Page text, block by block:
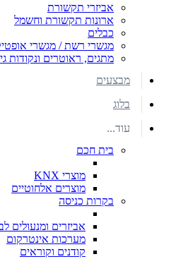
אביזרי תקשורת
ארונות תקשורת וחשמל
כבלים
מגשרי רשת / מגשרי
מתגים, ראוטרים ונקודות
מבצעים
בלוג
עוד...
בית חכם
מוצרי KNX
מוצרים אלחוטיים
בקרות כניסה
אביזרים ומנעולים
מערכות אינטרקום
קודנים וקוראים